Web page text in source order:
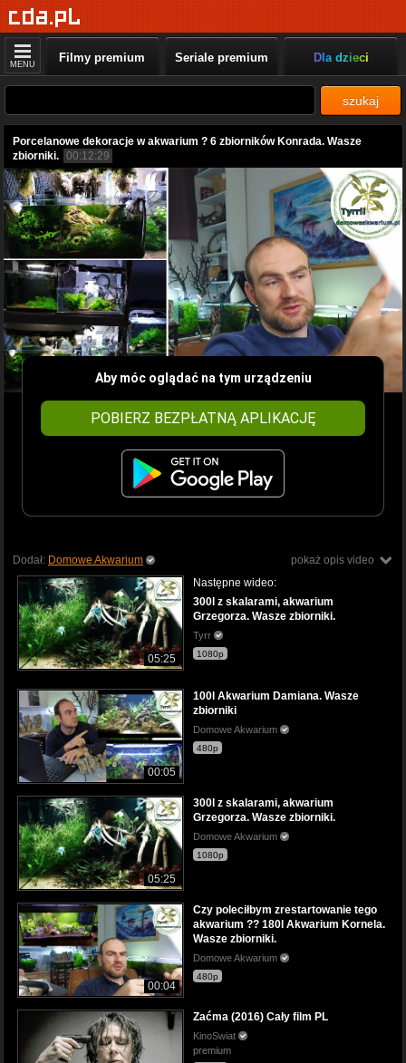
MENU Filmy premium Seriale premium Dla dzieci
szukaj
Porcelanowe dekoracje w akwarium ? 6 zbiorników Konrada. Wasze
zbiorniki. 00:12:29
Aby móc oglądać na tym urządzeniu
POBIERZ BEZPŁATNĄ APLIKACJĘ
pokaż opis video
Dodał: Domowe Akwarium
05:25
Następne wideo:
300l z skalarami, akwarium
Grzegorza. Wasze zbiorniki.
Tyrr
1080p
00:05
100l Akwarium Damiana. Wasze
zbiorniki
Domowe Akwarium
480p
05:25
300l z skalarami, akwarium
Grzegorza. Wasze zbiorniki.
Domowe Akwarium
1080p
00:04
Czy poleciłbym zrestartowanie tego
akwarium ?? 180l Akwarium Kornela.
Wasze zbiorniki.
Domowe Akwarium
480p
Zaćma (2016) Cały film PL
KinoSwiat
premium